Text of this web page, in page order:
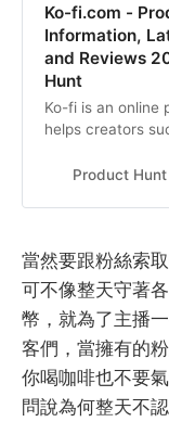
Ko-fi.com -
Information,
and Reviews
Hunt
Ko-fi is an online
helps creators
financial support
Product Hunt
當然要跟粉絲索
可不像整天守著
幣，就為了主播
客們，當擁有的
你喝咖啡也不要
問說為何整天不